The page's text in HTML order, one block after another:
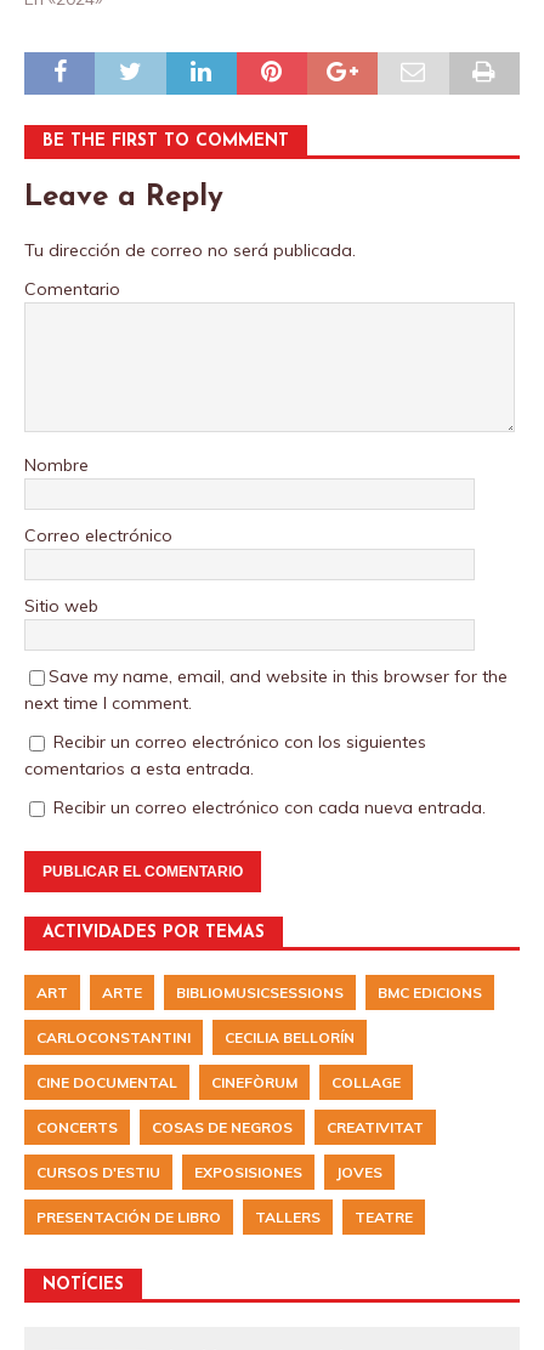
BE THE FIRST TO COMMENT
Leave a Reply
Tu dirección de correo no será publicada.
Comentario
Nombre
Correo electrónico
Sitio web
Save my name, email, and website in this browser for the
next time I comment.
Recibir un correo electrónico con los siguientes
comentarios a esta entrada.
Recibir un correo electrónico con cada nueva entrada.
ACTIVIDADES POR TEMAS
ART ARTE BIBLIOMUSICSESSIONS BMC EDICIONS
CARLOCONSTANTINI CECILIA BELLORÍN
CINE DOCUMENTAL CINEFÒRUM COLLAGE
CONCERTS COSAS DE NEGROS CREATIVITAT
CURSOS D'ESTIU EXPOSISIONES JOVES
PRESENTACIÓN DE LIBRO TALLERS TEATRE
NOTÍCIES